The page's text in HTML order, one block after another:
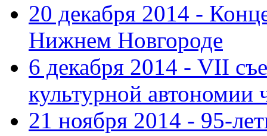
20 декабря 2014 -
Нижнем Новгороде
6 декабря 2014 - VII
культурной автономии
21 ноября 2014 - 95-